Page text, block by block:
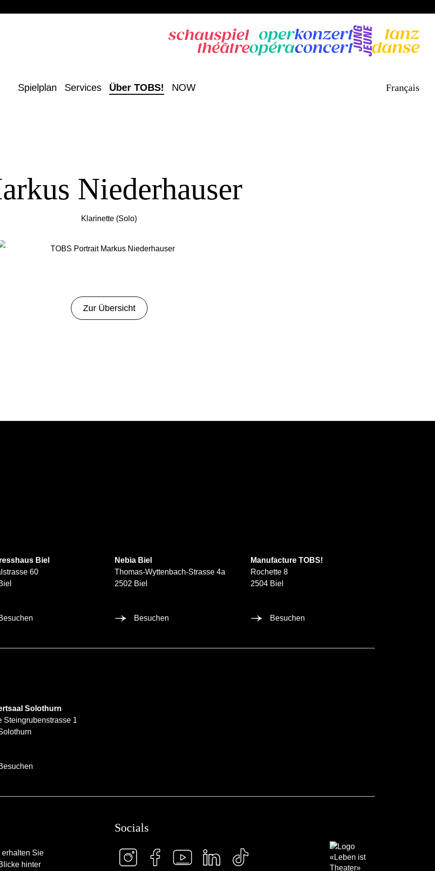
Spielplan Services Über TOBS! NOW Français
Niederhauser
Klarinette (Solo)
Zur Übersicht
Biel
60
Nebia Biel
Thomas-Wyttenbach-Strasse 4a
2502 Biel
Besuchen
Manufacture TOBS!
Rochette 8
2504 Biel
Besuchen
Solothurn
Steingrubenstrasse 1
erhalten Sie
hinter
Socials